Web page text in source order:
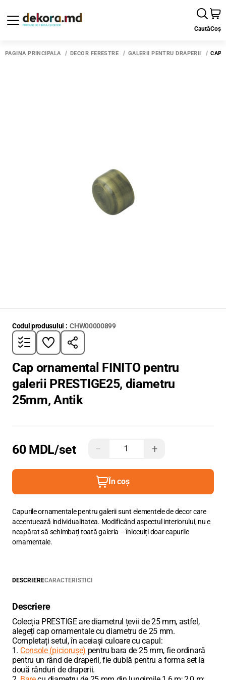
CautăCoș
PAGINA PRINCIPALĂ DECOR FERESTRE GALERII PENTRU DRAPERII CAP
Codul produsului : CHW00000899
Cap ornamental FINITO pentru
galerii PRESTIGE25, diametru
25mm, Antik
60 MDL/set − +
În coș
Capurile ornamentale pentru galerii sunt elementele de decor care
accentuează individualitatea. Modificând aspectul interiorului, nu e
neapărat să schimbați toată galeria – înlocuiți doar capurile
ornamentale.
DESCRIERECARACTERISTICI
Descriere
Colecția PRESTIGE are diametrul țevii de 25 mm, astfel,
alegeți cap ornamentale cu diametru de 25 mm.
Completați setul, în aceiași culoare cu capul:
1. Console (piciorușe) pentru bara de 25 mm, fie ordinară
pentru un rând de draperii, fie dublă pentru a forma set la
două rânduri de draperii.